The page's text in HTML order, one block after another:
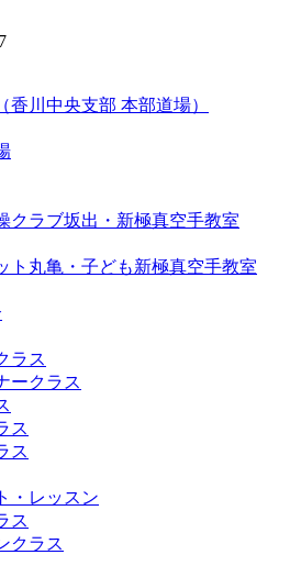
香川中央支部 本部道場）
クラブ坂出・新極真空手教室
ト丸亀・子ども新極真空手教室
ラス
ークラス
ス
ス
・レッスン
ス
クラス